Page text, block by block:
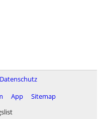
Datenschutz
App
Sitemap